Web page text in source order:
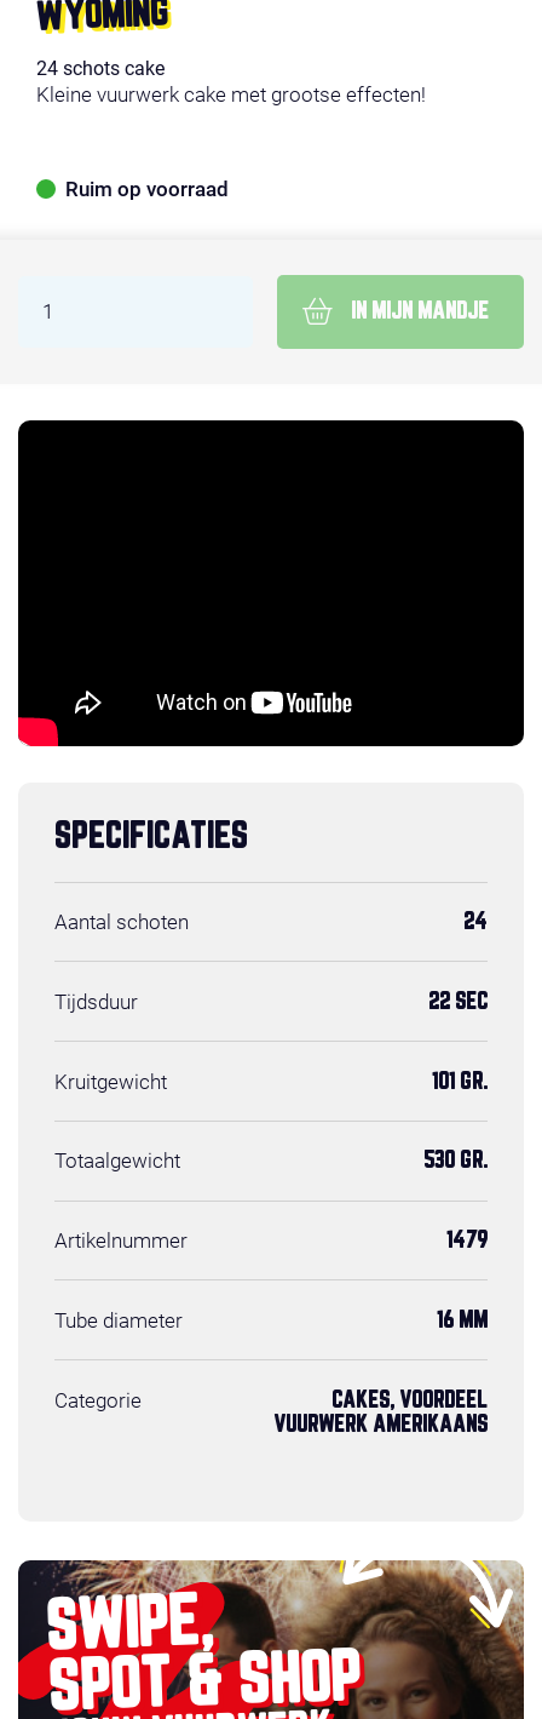
WYOMING
24 schots cake
Kleine vuurwerk cake met grootse effecten!
Ruim op voorraad
IN MIJN MANDJE
SPECIFICATIES
Aantal schoten 24
Tijdsduur 22 SEC
Kruitgewicht 101 GR.
Totaalgewicht 530 GR.
Artikelnummer 1479
Tube diameter 16 MM
Categorie
CAKES, VOORDEEL
VUURWERK AMERIKAANS
SWIPE,
SPOT & SHOP